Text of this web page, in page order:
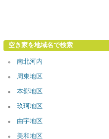
空き家を地域名で検索
南北河内
周東地区
本郷地区
玖珂地区
由宇地区
美和地区